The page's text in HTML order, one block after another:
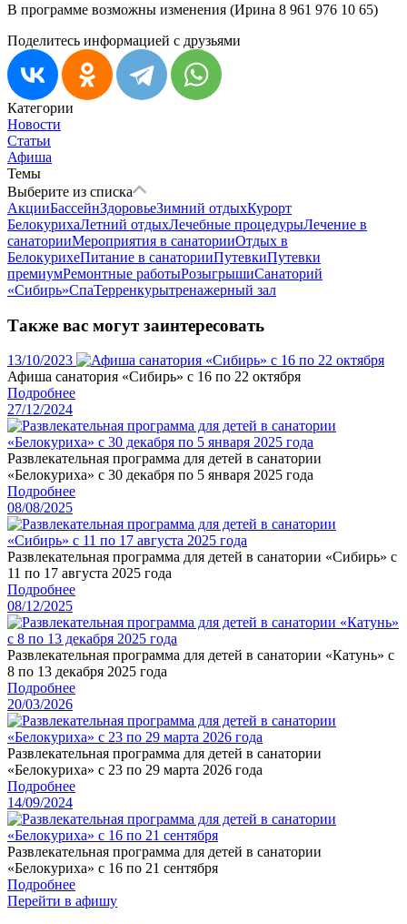
В программе возможны изменения (Ирина 8 961 976 10 65)
Поделитесь информацией с друзьями
Категории
Новости
Статьи
Афиша
Темы
Выберите из списка
АкцииБассейнЗдоровьеЗимний отдыхКурорт
БелокурихаЛетний отдыхЛечебные процедурыЛечение в
санаторииМероприятия в санаторииОтдых в
БелокурихеПитание в санаторииПутевкиПутевки
премиумРемонтные работыРозыгрышиСанаторий
«Сибирь»СпаТерренкурытренажерный зал
Также вас могут заинтересовать
13/10/2023
Афиша санатория «Сибирь» с 16 по 22 октября
Подробнее
27/12/2024
Развлекательная программа для детей в санатории
«Белокуриха» с 30 декабря по 5 января 2025 года
Подробнее
08/08/2025
Развлекательная программа для детей в санатории «Сибирь» с
11 по 17 августа 2025 года
Подробнее
08/12/2025
Развлекательная программа для детей в санатории «Катунь» с
8 по 13 декабря 2025 года
Подробнее
20/03/2026
Развлекательная программа для детей в санатории
«Белокуриха» с 23 по 29 марта 2026 года
Подробнее
14/09/2024
Развлекательная программа для детей в санатории
«Белокуриха» с 16 по 21 сентября
Подробнее
Перейти в афишу